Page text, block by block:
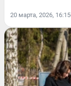
20 марта, 2026, 16:15